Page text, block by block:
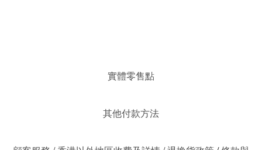
實體零售點
其他付款方法